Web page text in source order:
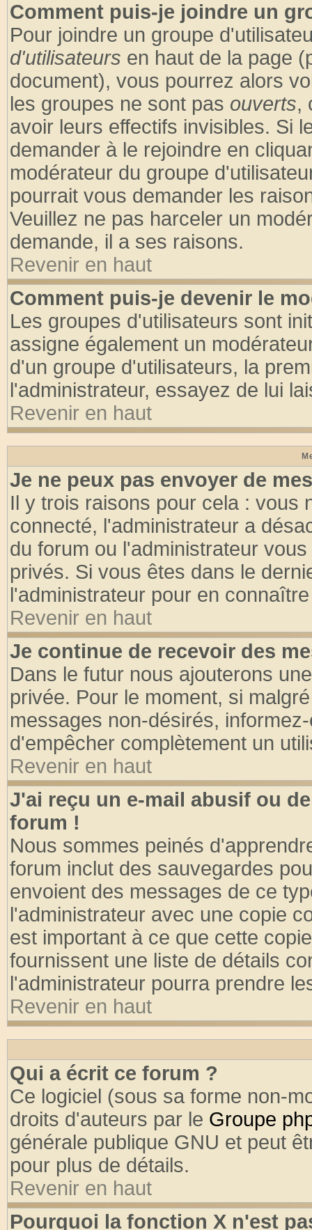
Comment puis-je joindre un
Pour joindre un groupe
d'utilisateurs en haut de la page
document), vous pourrez alors
les groupes ne sont pas ouverts,
avoir leurs effectifs invisibles. Si
demander à le rejoindre en
modérateur du groupe
pourrait vous demander les
Veuillez ne pas harceler un
demande, il a ses raisons.
Revenir en haut
Comment puis-je devenir le
Les groupes d'utilisateurs sont
assigne également un
d'un groupe d'utilisateurs, la
l'administrateur, essayez de lui
Revenir en haut
Je ne peux pas envoyer de
Il y trois raisons pour cela : vous
connecté, l'administrateur a
du forum ou l'administrateur
privés. Si vous êtes dans le
l'administrateur pour en
Revenir en haut
Je continue de recevoir des
Dans le futur nous ajouterons
privée. Pour le moment, si
messages non-désirés,
d'empêcher complètement un
Revenir en haut
J'ai reçu un e-mail abusif ou
forum !
Nous sommes peinés
forum inclut des sauvegardes
envoient des messages de ce
l'administrateur avec une copie
est important à ce que cette
fournissent une liste de détails
l'administrateur pourra prendre
Revenir en haut
Qui a écrit ce forum ?
Ce logiciel (sous sa forme non-
droits d'auteurs par le Groupe
générale publique GNU et peut
pour plus de détails.
Revenir en haut
Pourquoi la fonction X n'est